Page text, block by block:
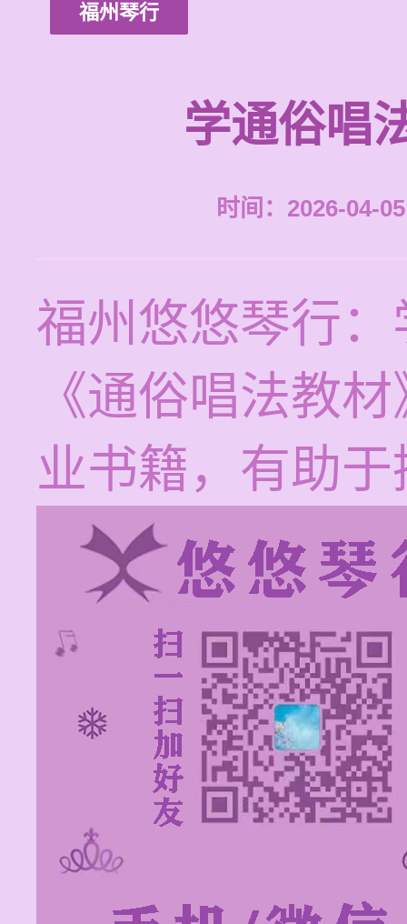
福州琴行
学通俗唱
时间：2026-04-
福州悠悠琴行
《通俗唱法教
业书籍，有助